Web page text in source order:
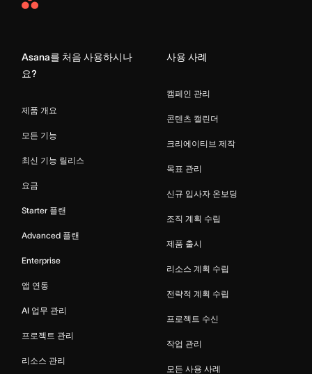
Asana
Asana를 처음 사용하시나
요?
제품 개요
모든 기능
최신 기능 릴리스
요금
Starter 플랜
Advanced 플랜
Enterprise
앱 연동
AI 업무 관리
프로젝트 관리
리소스 관리
사용 사례
캠페인 관리
콘텐츠 캘린더
크리에이티브 제작
목표 관리
신규 입사자 온보딩
조직 계획 수립
제품 출시
리소스 계획 수립
전략적 계획 수립
프로젝트 수신
작업 관리
모든 사용 사례